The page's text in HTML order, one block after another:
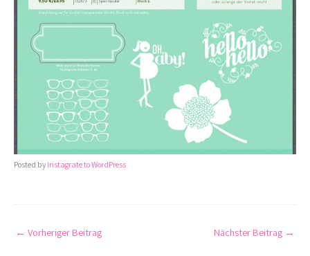
Posted by Instagrate to WordPress
← Vorheriger Beitrag Nächster Beitrag →